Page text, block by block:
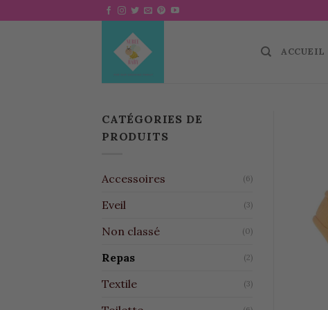
to
ACCUEIL
CATÉGORIES DE
PRODUITS
Accessoires (6)
Eveil (3)
Non classé (0)
Repas (2)
Textile (3)